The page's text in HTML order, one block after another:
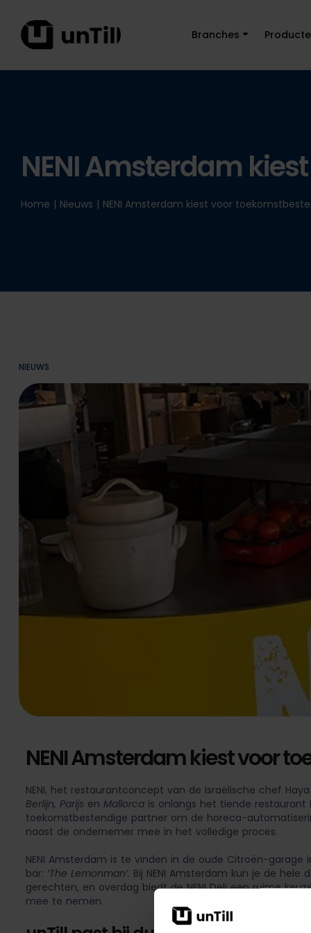
Branches
NENI Amsterdam
Home | Nieuws | NENI Amsterdam kiest voor
NIEUWS
NENI Amsterdam kiest voor
NENI, het restaurantconcept van de Israëlische chef
Berlijn, Parijs en Mallorca is onlangs het tiende restaurant
toekomstbestendige partner om de horeca-
naast de ondernemer mee in het volledige proces.
NENI Amsterdam is te vinden in de oude Citroën-
bar: ‘The Lemonman’. Bij NENI Amsterdam kun je de
gerechten, en overdag biedt de NENI Deli een ruime
mee te nemen.